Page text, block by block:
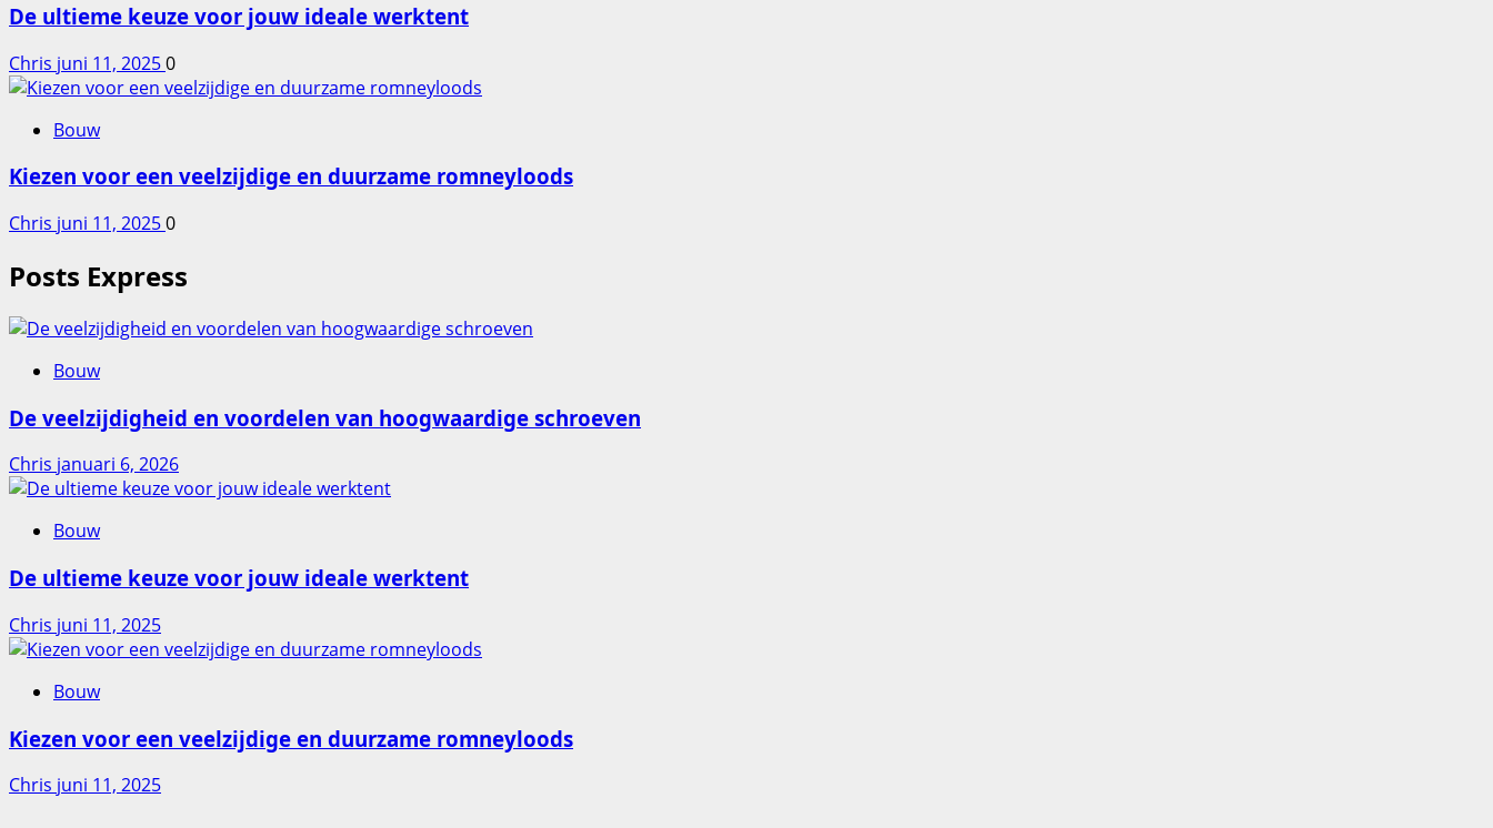
De ultieme keuze voor jouw ideale werktent
Chris juni 11, 20250
Bouw
Kiezen voor een veelzijdige en duurzame romneyloods
Chris juni 11, 20250
Posts Express
Bouw
De veelzijdigheid en voordelen van hoogwaardige schroeven
Chris januari 6, 2026
Bouw
De ultieme keuze voor jouw ideale werktent
Chris juni 11, 2025
Bouw
Kiezen voor een veelzijdige en duurzame romneyloods
Chris juni 11, 2025